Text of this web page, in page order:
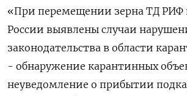
«При перемещении зерна ТД РИФ
России выявлены случаи
законодательства в области
- обнаружение карантинных
неуведомление о прибытии